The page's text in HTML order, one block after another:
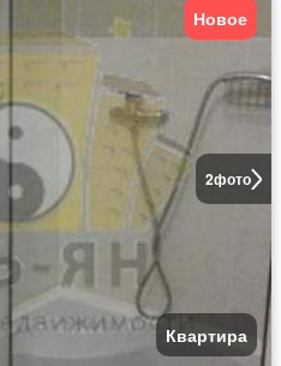
2фото
Новое
Квартира